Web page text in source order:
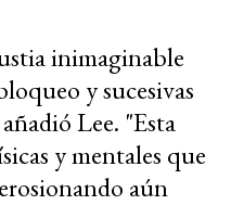
inimaginable
y sucesivas
Lee. "Esta
y mentales que
aún